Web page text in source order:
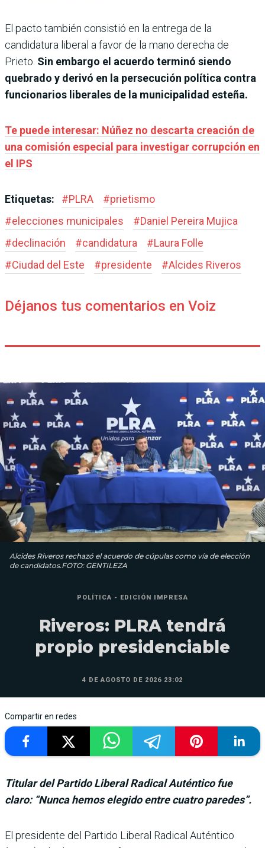
El pacto también consistió en la entrega de la
candidatura liberal a favor de la mano derecha de
Prieto. Sin embargo el acuerdo terminó siendo
quebrado y derivó en la persecución política contra
funcionarios liberales de la municipalidad esteña.
Te puede interesar: Núñez no descarta creación de
una comisión especial para investigar corrupción en
el IPS
Etiquetas: #PLRA #prietismo
#elecciones municipales #Daniel Pereira Mujica
#declinación #candidatura #Laura Folle
#Ciudad del Este #presidente #Alcides Riveros
Déjanos tus comentarios en Voiz
Alcides Riveros rechazó el acuerdo de cúpulas como vía de elección
de candidatos.FOTO: GENTILEZA
POLÍTICA - EDICIÓN IMPRESA
Riveros: PLRA tendrá
propio presidenciable
4 DE AGOSTO DE 2026 23:02
Compartir en redes
Titular del Partido Liberal Radical Auténtico fue
claro: “Nunca hemos elegido entre cuatro paredes”.
El presidente del Partido Liberal Radical Auténtico